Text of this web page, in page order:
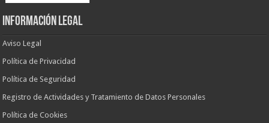
INFORMACIÓN LEGAL
Aviso Legal
Política de Privacidad
Política de Seguridad
Registro de Actividades y Tratamiento de Datos Personales
Política de Cookies